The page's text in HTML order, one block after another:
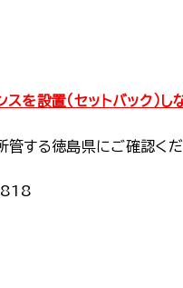
を設置（セットバック）し
管する徳島県にご確認くだ